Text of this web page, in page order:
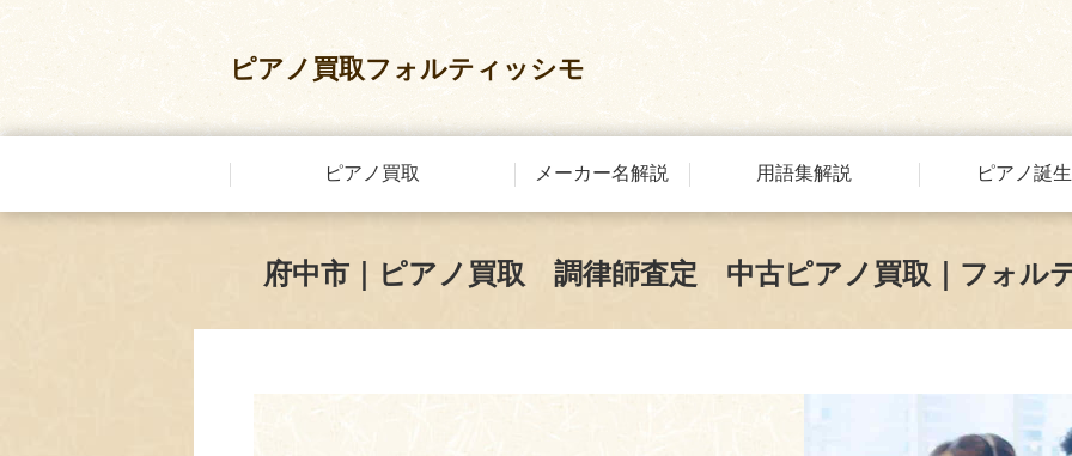
ピアノ買取フォルティッシモ
ピアノ買取 メーカー名解説 用語集解説 ピアノ誕
府中市｜ピアノ買取 調律師査定 中古ピアノ買取｜フォル